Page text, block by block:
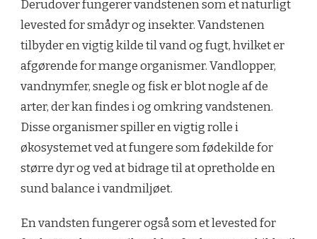
Derudover fungerer vandstenen som et naturligt
levested for smådyr og insekter. Vandstenen
tilbyder en vigtig kilde til vand og fugt, hvilket er
afgørende for mange organismer. Vandlopper,
vandnymfer, snegle og fisk er blot nogle af de
arter, der kan findes i og omkring vandstenen.
Disse organismer spiller en vigtig rolle i
økosystemet ved at fungere som fødekilde for
større dyr og ved at bidrage til at opretholde en
sund balance i vandmiljøet.
En vandsten fungerer også som et levested for